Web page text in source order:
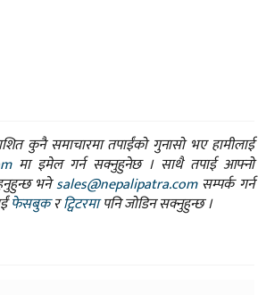
कुनै समाचारमा तपाईंको गुनासो भए हामीलाई
मा इमेल गर्न सक्नुहुनेछ । साथै तपाई आफ्नो
भनेsales@nepalipatra.comसम्पर्क गर्न
फेसबुकरट्विटरमापनि जोडिन सक्नुहुन्छ ।